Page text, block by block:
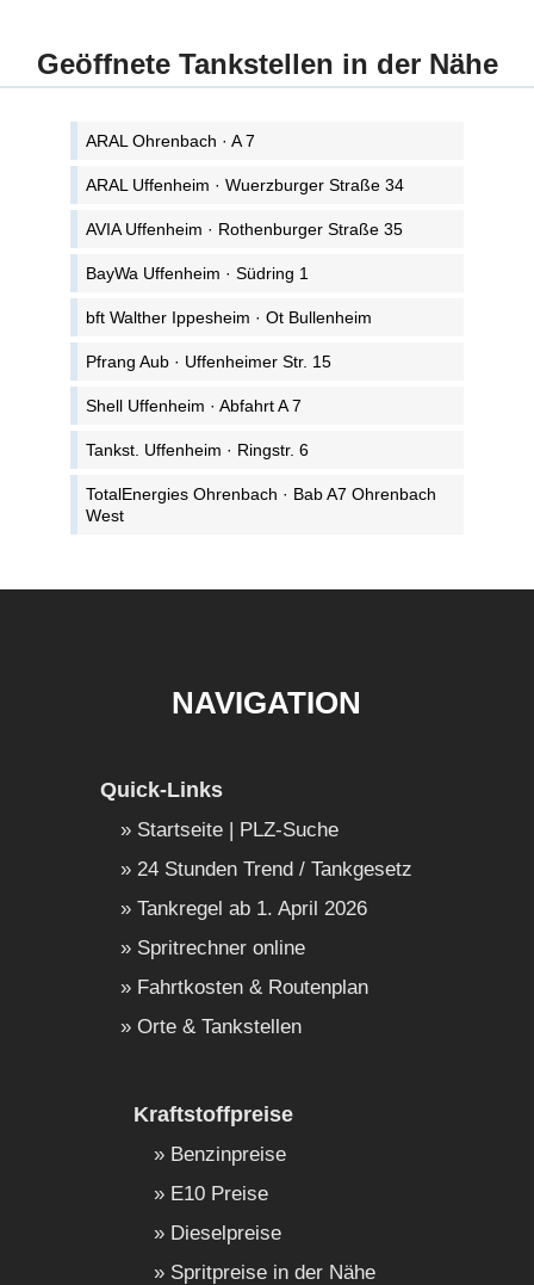
Geöffnete Tankstellen in der Nähe
ARAL Ohrenbach · A 7
ARAL Uffenheim · Wuerzburger Straße 34
AVIA Uffenheim · Rothenburger Straße 35
BayWa Uffenheim · Südring 1
bft Walther Ippesheim · Ot Bullenheim
Pfrang Aub · Uffenheimer Str. 15
Shell Uffenheim · Abfahrt A 7
Tankst. Uffenheim · Ringstr. 6
TotalEnergies Ohrenbach · Bab A7 Ohrenbach
West
NAVIGATION
Quick-Links
Startseite | PLZ-Suche
24 Stunden Trend / Tankgesetz
Tankregel ab 1. April 2026
Spritrechner online
Fahrtkosten & Routenplan
Orte & Tankstellen
Kraftstoffpreise
Benzinpreise
E10 Preise
Dieselpreise
Spritpreise in der Nähe